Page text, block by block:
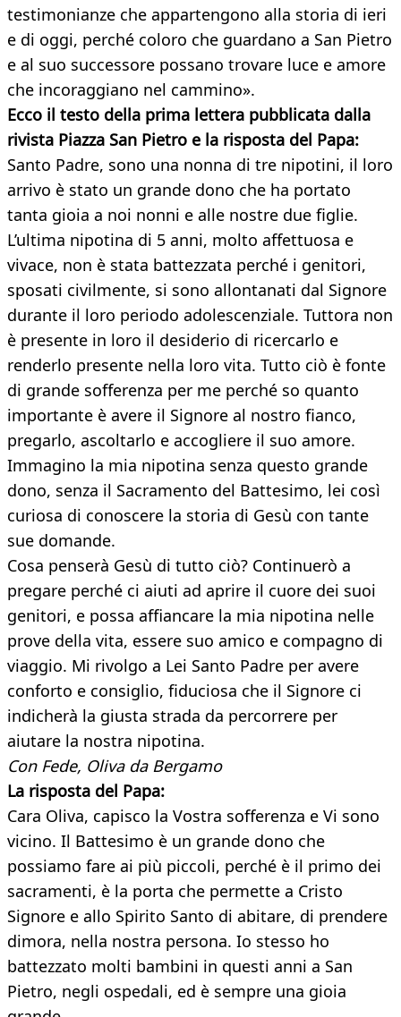
testimonianze che appartengono alla storia di ieri
e di oggi, perché coloro che guardano a San Pietro
e al suo successore possano trovare luce e amore
che incoraggiano nel cammino».
Ecco il testo della prima lettera pubblicata dalla
rivista Piazza San Pietro e la risposta del Papa:
Santo Padre, sono una nonna di tre nipotini, il loro
arrivo è stato un grande dono che ha portato
tanta gioia a noi nonni e alle nostre due figlie.
L’ultima nipotina di 5 anni, molto affettuosa e
vivace, non è stata battezzata perché i genitori,
sposati civilmente, si sono allontanati dal Signore
durante il loro periodo adolescenziale. Tuttora non
è presente in loro il desiderio di ricercarlo e
renderlo presente nella loro vita. Tutto ciò è fonte
di grande sofferenza per me perché so quanto
importante è avere il Signore al nostro fianco,
pregarlo, ascoltarlo e accogliere il suo amore.
Immagino la mia nipotina senza questo grande
dono, senza il Sacramento del Battesimo, lei così
curiosa di conoscere la storia di Gesù con tante
sue domande.
Cosa penserà Gesù di tutto ciò? Continuerò a
pregare perché ci aiuti ad aprire il cuore dei suoi
genitori, e possa affiancare la mia nipotina nelle
prove della vita, essere suo amico e compagno di
viaggio. Mi rivolgo a Lei Santo Padre per avere
conforto e consiglio, fiduciosa che il Signore ci
indicherà la giusta strada da percorrere per
aiutare la nostra nipotina.
Con Fede, Oliva da Bergamo
La risposta del Papa:
Cara Oliva, capisco la Vostra sofferenza e Vi sono
vicino. Il Battesimo è un grande dono che
possiamo fare ai più piccoli, perché è il primo dei
sacramenti, è la porta che permette a Cristo
Signore e allo Spirito Santo di abitare, di prendere
dimora, nella nostra persona. Io stesso ho
battezzato molti bambini in questi anni a San
Pietro, negli ospedali, ed è sempre una gioia